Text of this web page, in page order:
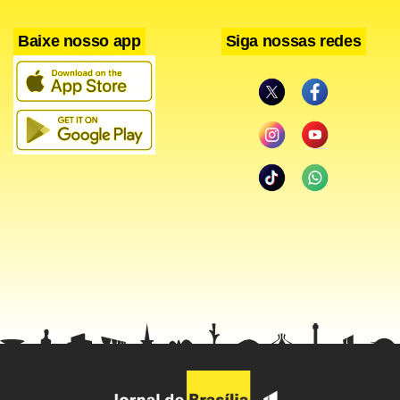
Baixe nosso app Siga nossas redes